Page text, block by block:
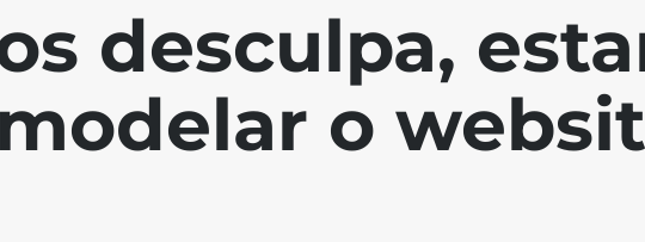
desculpa,
o